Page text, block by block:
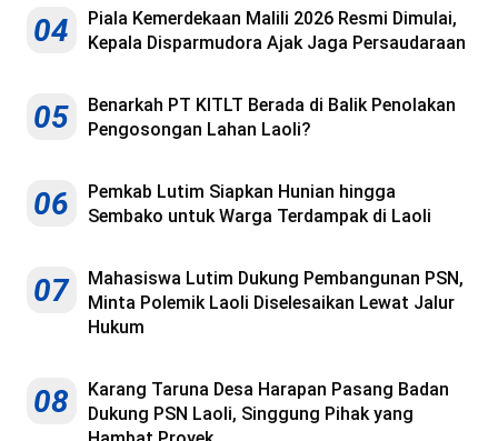
04
Piala Kemerdekaan Malili 2026 Resmi Dimulai,
Kepala Disparmudora Ajak Jaga Persaudaraan
05
Benarkah PT KITLT Berada di Balik Penolakan
Pengosongan Lahan Laoli?
06
Pemkab Lutim Siapkan Hunian hingga
Sembako untuk Warga Terdampak di Laoli
07
Mahasiswa Lutim Dukung Pembangunan PSN,
Minta Polemik Laoli Diselesaikan Lewat Jalur
Hukum
08
Karang Taruna Desa Harapan Pasang Badan
Dukung PSN Laoli, Singgung Pihak yang